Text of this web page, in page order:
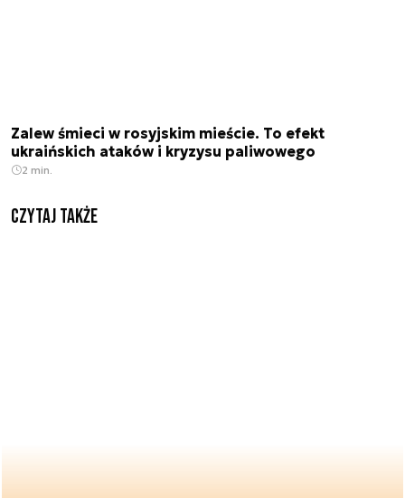
Zalew śmieci w rosyjskim mieście. To efekt
ukraińskich ataków i kryzysu paliwowego
2 min.
Czytaj także